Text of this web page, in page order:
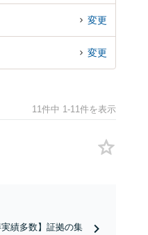
変更
変更
11件中 1-11件を表示
績多数】証拠の集